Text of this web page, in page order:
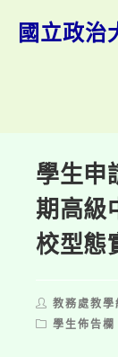
國立政治
學生申
期高級
校型態
Post
author:
教務處教學
Post學生佈告欄